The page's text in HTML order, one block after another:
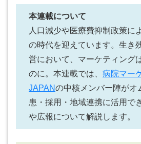
本連載について
人口減少や医療費抑制政策に
の時代を迎えています。生き
営において、マーケティング
のに。本連載では、 病院マー
JAPANの中核メンバー陣がオ
患・採用・地域連携に活用で
や広報について解説します。